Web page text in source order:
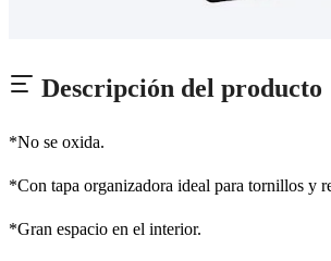
Descripción del producto
*No se oxida.
*Con tapa organizadora ideal para tornillos y
*Gran espacio en el interior.